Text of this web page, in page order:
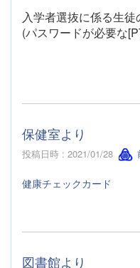
入学者選抜に係る生
(パスワードが必要な
保健室より
投稿日時 : 2021/01/28
健康チェックカード
図書館より